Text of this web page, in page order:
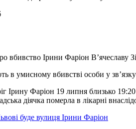
вбивство Ірини Фаріон В’ячеславу
в умисному вбивстві особи у
Ірину Фаріон 19 липня близько
діячка померла в лікарні
буде вулиця Ірини Фаріон